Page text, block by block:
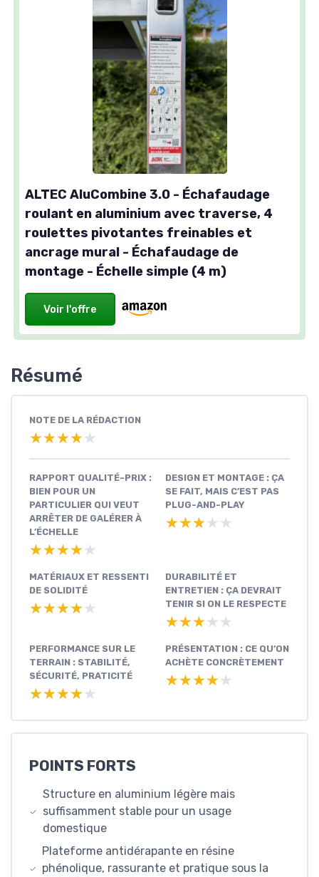
ALTEC AluCombine 3.0 - Échafaudage
roulant en aluminium avec traverse, 4
roulettes pivotantes freinables et
ancrage mural - Échafaudage de
montage - Échelle simple (4 m)
Voir l'offre
Résumé
NOTE DE LA RÉDACTION
★★★★★
★★★★★
RAPPORT QUALITÉ-PRIX :
BIEN POUR UN
PARTICULIER QUI VEUT
ARRÊTER DE GALÉRER À
L’ÉCHELLE
★★★★★
★★★★★
DESIGN ET MONTAGE : ÇA
SE FAIT, MAIS C’EST PAS
PLUG-AND-PLAY
★★★★★
★★★★★
MATÉRIAUX ET RESSENTI
DE SOLIDITÉ
★★★★★
★★★★★
DURABILITÉ ET
ENTRETIEN : ÇA DEVRAIT
TENIR SI ON LE RESPECTE
★★★★★
★★★★★
PERFORMANCE SUR LE
TERRAIN : STABILITÉ,
SÉCURITÉ, PRATICITÉ
★★★★★
★★★★★
PRÉSENTATION : CE QU’ON
ACHÈTE CONCRÈTEMENT
★★★★★
★★★★★
POINTS FORTS
Structure en aluminium légère mais
suffisamment stable pour un usage
domestique
Plateforme antidérapante en résine
phénolique, rassurante et pratique sous la